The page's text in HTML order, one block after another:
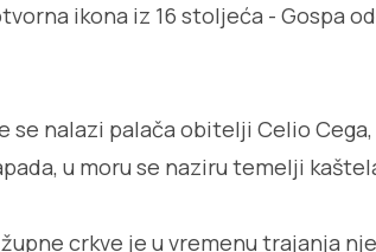
ikona iz 16 stoljeća - Gospa
se nalazi palača obitelji Celio
u moru se naziru temelji
crkve je u vremenu trajanja